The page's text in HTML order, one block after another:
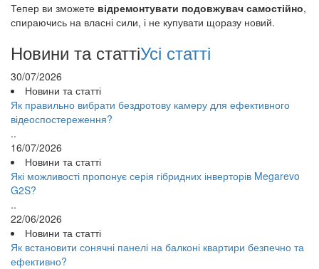
Тепер ви зможете відремонтувати подовжувач самостійно,
спираючись на власні сили, і не купувати щоразу новий.
Новини та статтіУсі статті
30/07/2026
Новини та статті
Як правильно вибрати бездротову камеру для ефективного
відеоспостереження?
..
16/07/2026
Новини та статті
Які можливості пропонує серія гібридних інверторів Megarevo
G2S?
..
22/06/2026
Новини та статті
Як встановити сонячні панелі на балконі квартири безпечно та
ефективно?